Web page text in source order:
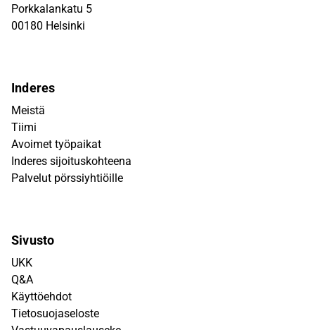
Porkkalankatu 5
00180 Helsinki
Inderes
Meistä
Tiimi
Avoimet työpaikat
Inderes sijoituskohteena
Palvelut pörssiyhtiöille
Sivusto
UKK
Q&A
Käyttöehdot
Tietosuojaseloste